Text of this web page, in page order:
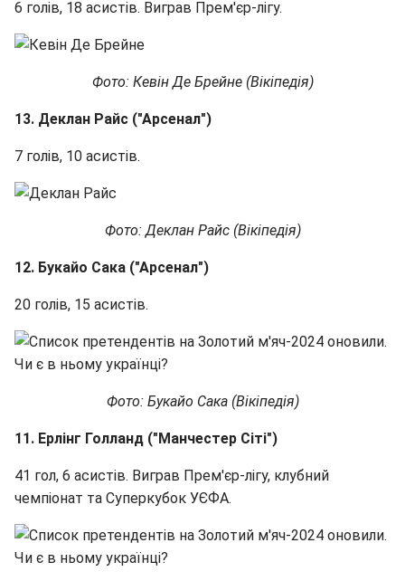
6 голів, 18 асистів. Виграв Прем'єр-лігу.
Фото: Кевін Де Брейне (Вікіпедія)
13. Деклан Райс ("Арсенал")
7 голів, 10 асистів.
Фото: Деклан Райс (Вікіпедія)
12. Букайо Сака ("Арсенал")
20 голів, 15 асистів.
Фото: Букайо Сака (Вікіпедія)
11. Ерлінг Голланд ("Манчестер Сіті")
41 гол, 6 асистів. Виграв Прем'єр-лігу, клубний
чемпіонат та Суперкубок УЄФА.